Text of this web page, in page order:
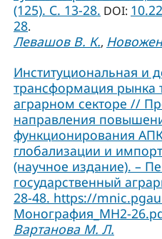
(125). С. 13-28. DOI:
28.
Левашов В. К.,
Институциональная и
трансформация рынка
аграрном секторе //
направления
функционирования
глобализации и
(научное издание). –
государственный
28-48. https://
Монография_МН2-
Вартанова М. Л.